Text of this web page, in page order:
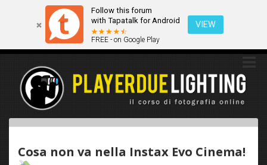
Follow this forum
with Tapatalk for Android
FREE - on Google Play
VIEW
Cosa non va nella Instax Evo Cinema!
Questo sito utilizza i cookies. Continuando a navigare tra queste
pagine acconsenti implicitamente all'uso dei cookies.
Ok Scopri di più